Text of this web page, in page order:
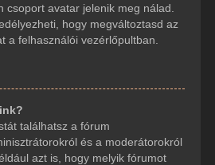
csoport avatar jelenik meg nálad.
hogy megváltoztasd az
a felhasználói vezérlőpultban.
találhatsz a fórum
és a moderátorokról
azt is, hogy melyik fórumot